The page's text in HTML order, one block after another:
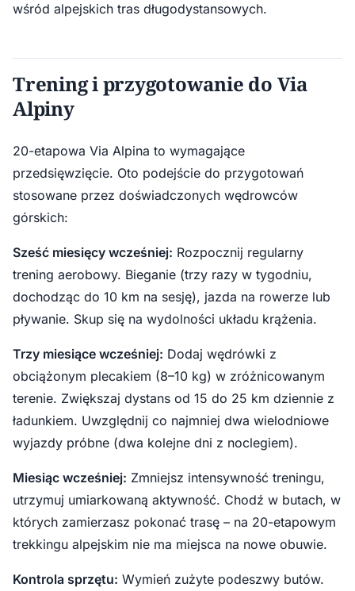
wśród alpejskich tras długodystansowych.
Trening i przygotowanie do Via
Alpiny
20-etapowa Via Alpina to wymagające
przedsięwzięcie. Oto podejście do przygotowań
stosowane przez doświadczonych wędrowców
górskich:
Sześć miesięcy wcześniej: Rozpocznij regularny
trening aerobowy. Bieganie (trzy razy w tygodniu,
dochodząc do 10 km na sesję), jazda na rowerze lub
pływanie. Skup się na wydolności układu krążenia.
Trzy miesiące wcześniej: Dodaj wędrówki z
obciążonym plecakiem (8–10 kg) w zróżnicowanym
terenie. Zwiększaj dystans od 15 do 25 km dziennie z
ładunkiem. Uwzględnij co najmniej dwa wielodniowe
wyjazdy próbne (dwa kolejne dni z noclegiem).
Miesiąc wcześniej: Zmniejsz intensywność treningu,
utrzymuj umiarkowaną aktywność. Chodź w butach, w
których zamierzasz pokonać trasę – na 20-etapowym
trekkingu alpejskim nie ma miejsca na nowe obuwie.
Kontrola sprzętu: Wymień zużyte podeszwy butów.